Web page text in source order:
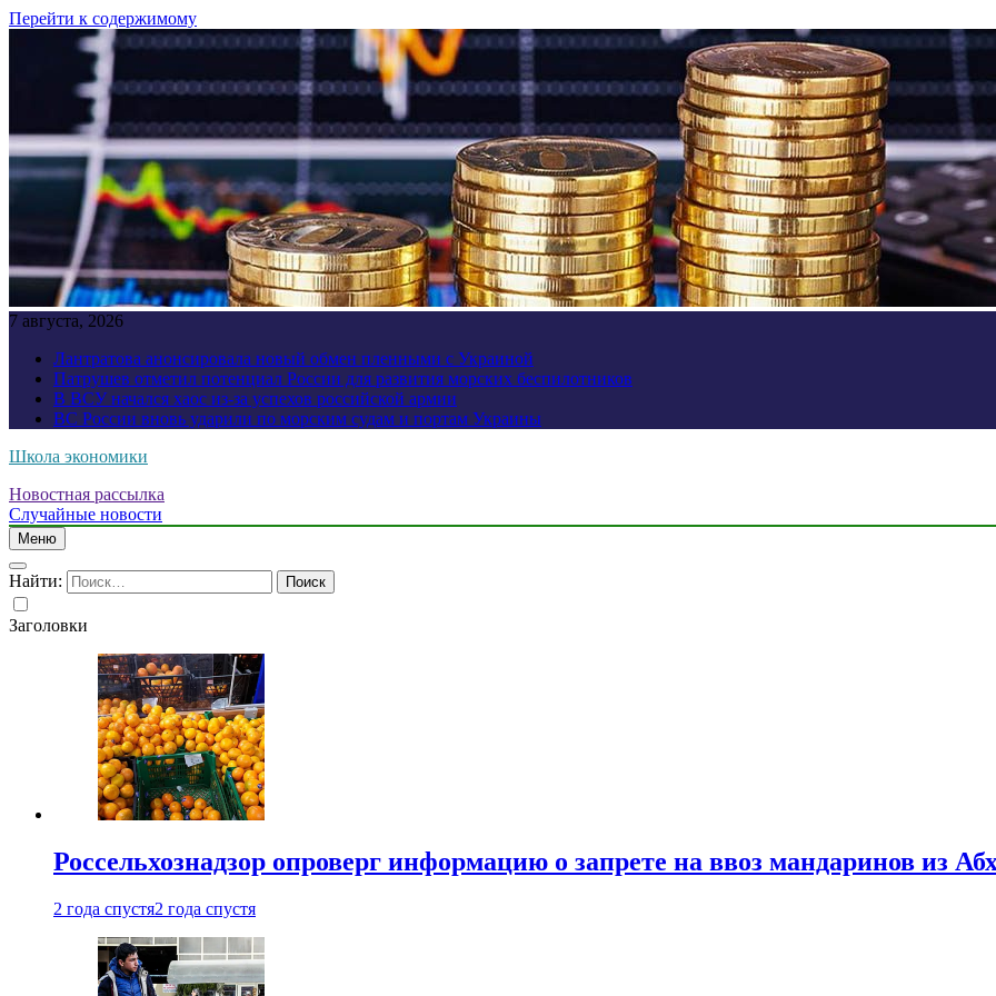
Перейти к содержимому
7 августа, 2026
Лантратова анонсировала новый обмен пленными с Украиной
Патрушев отметил потенциал России для развития морских беспилотников
В ВСУ начался хаос из-за успехов российской армии
ВС России вновь ударили по морским судам и портам Украины
Школа экономики
Новостная рассылка
Случайные новости
Меню
Найти:
Заголовки
Россельхознадзор опроверг информацию о запрете на ввоз мандаринов из
2 года спустя2 года спустя